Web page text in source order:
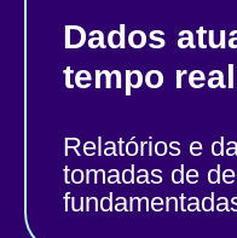
Dados
tempo real
Relatórios e
tomadas de